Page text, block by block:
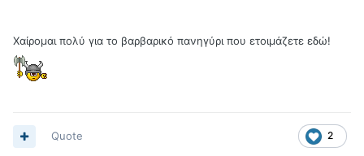
Χαίρομαι πολύ για το βαρβαρικό πανηγύρι που ετοιμάζετε εδώ!
2
Quote